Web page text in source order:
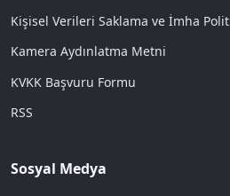
Kişisel Verileri Saklama ve İmha
Kamera Aydınlatma Metni
KVKK Başvuru Formu
RSS
Sosyal Medya